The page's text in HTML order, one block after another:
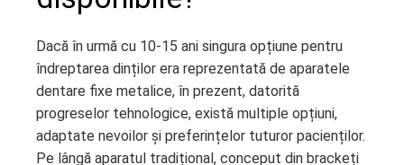
Dacă în urmă cu 10-15 ani singura opțiune pentru
îndreptarea dinților era reprezentată de aparatele
dentare fixe metalice, în prezent, datorită
progreselor tehnologice, există multiple opțiuni,
adaptate nevoilor și preferințelor tuturor pacienților.
Pe lângă aparatul tradițional, conceput din brackeți